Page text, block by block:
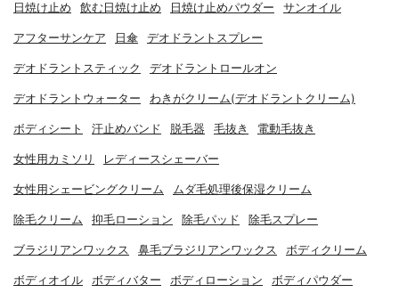
日焼け止め 飲む日焼け止め 日焼け止めパウダー サンオイル
アフターサンケア 日傘 デオドラントスプレー
デオドラントスティック デオドラントロールオン
デオドラントウォーター わきがクリーム(デオドラントクリーム)
ボディシート 汗止めバンド 脱毛器 毛抜き 電動毛抜き
女性用カミソリ レディースシェーバー
女性用シェービングクリーム ムダ毛処理後保湿クリーム
除毛クリーム 抑毛ローション 除毛パッド 除毛スプレー
ブラジリアンワックス 鼻毛ブラジリアンワックス ボディクリーム
ボディオイル ボディバター ボディローション ボディパウダー